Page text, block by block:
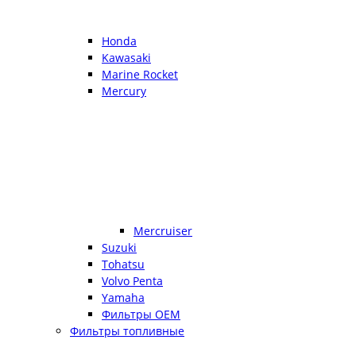
Honda
Kawasaki
Marine Rocket
Mercury
Mercruiser
Suzuki
Tohatsu
Volvo Penta
Yamaha
Фильтры OEM
Фильтры топливные